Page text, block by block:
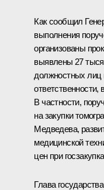
Как сообщил
выполнения
организованы
выявлены 27
должностных лиц
В частности,
на закупки
Медведева,
медицинской
цен при
Глава